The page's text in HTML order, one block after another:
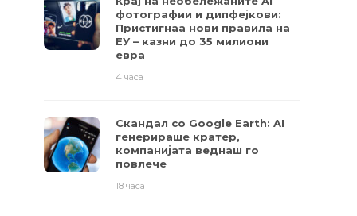
фотографии и дипфејкови:
Пристигнаа нови правила на
ЕУ – казни до 35 милиони
евра
4 часа
Скандал со Google Earth: AI
генерираше кратер,
компанијата веднаш го
повлече
18 часа